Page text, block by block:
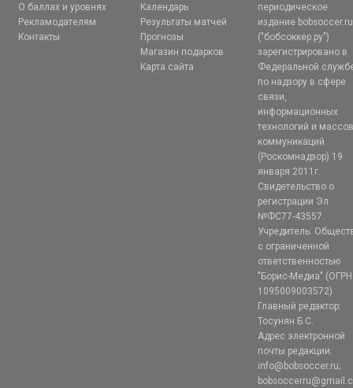
О баллах и уровнях
Рекламодателям
Контакты
Календарь
Результаты матчей
Прогнозы
Магазин подарков
Карта сайта
периодическое
издание bobsoccer.ru
("бобсоккер.ру")
зарегистрировано в
Федеральной
по надзору в сфере
связи,
информационных
технологий и
коммуникаций
(Роскомнадзор) 19
января 2011г.
Свидетельство о
регистрации Эл
№ФС77-43557.
Учредитель:
с ограниченной
ответственностью
"Борис-Медиа" (ОГРН
1095009003572)
Главный редактор:
Тосунян Б.С.
Адрес электронной
почты редакции:
info@bobsoccer.ru;